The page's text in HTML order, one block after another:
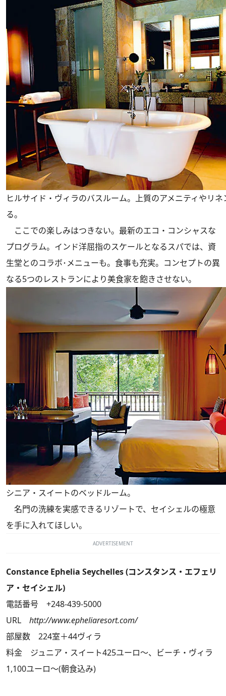
ヒルサイド・ヴィラのバスルーム。上質のアメニティやリ
る。
ここでの楽しみはつきない。最新のエコ・コンシャスな
プログラム。インド洋屈指のスケールとなるスパでは、資
生堂とのコラボ･メニューも。食事も充実。コンセプトの異
なる5つのレストランにより美食家を飽きさせない。
シニア・スイートのベッドルーム。
名門の洗練を実感できるリゾートで、セイシェルの極意
を手に入れてほしい。
ADVERTISEMENT
Constance Ephelia Seychelles (コンスタンス・エフェリ
ア・セイシェル)
電話番号 +248-439-5000
URL http://www.epheliaresort.com/
部屋数 224室＋44ヴィラ
料金 ジュニア・スイート425ユーロ～、ビーチ・ヴィラ
1,100ユーロ～(朝食込み)